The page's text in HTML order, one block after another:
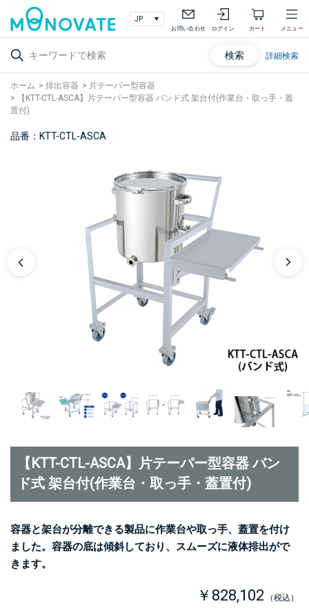
お問い合わせ ログイン カート メニュー
検索 詳細検索
ホーム > 排出容器 > 片テーパー型容器
>
【KTT-CTL-ASCA】片テーパー型容器 バンド式 架台付(作業台・取っ手・蓋
置付)
品番：KTT-CTL-ASCA
【KTT-CTL-ASCA】片テーパー型容器 バン
ド式 架台付(作業台・取っ手・蓋置付)
容器と架台が分離できる製品に作業台や取っ手、蓋置を付け
ました。容器の底は傾斜しており、スムーズに液体排出がで
きます。
￥828,102 （税込）